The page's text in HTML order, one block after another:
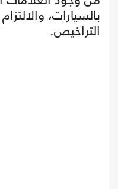
بالسيارات،
التراخيص.